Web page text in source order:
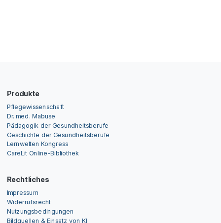
Produkte
Pflegewissenschaft
Dr. med. Mabuse
Pädagogik der Gesundheitsberufe
Geschichte der Gesundheitsberufe
Lernwelten Kongress
CareLit Online-Bibliothek
Rechtliches
Impressum
Widerrufsrecht
Nutzungsbedingungen
Bildquellen & Einsatz von KI